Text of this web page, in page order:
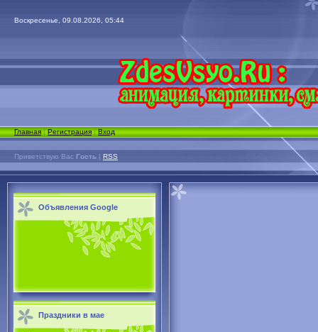
Воскресенье, 09.08.2026, 05:44
Главная|Регистрация|Вход
Приветствую Вас Гость | RSS
Объявления Google
Праздники в мае